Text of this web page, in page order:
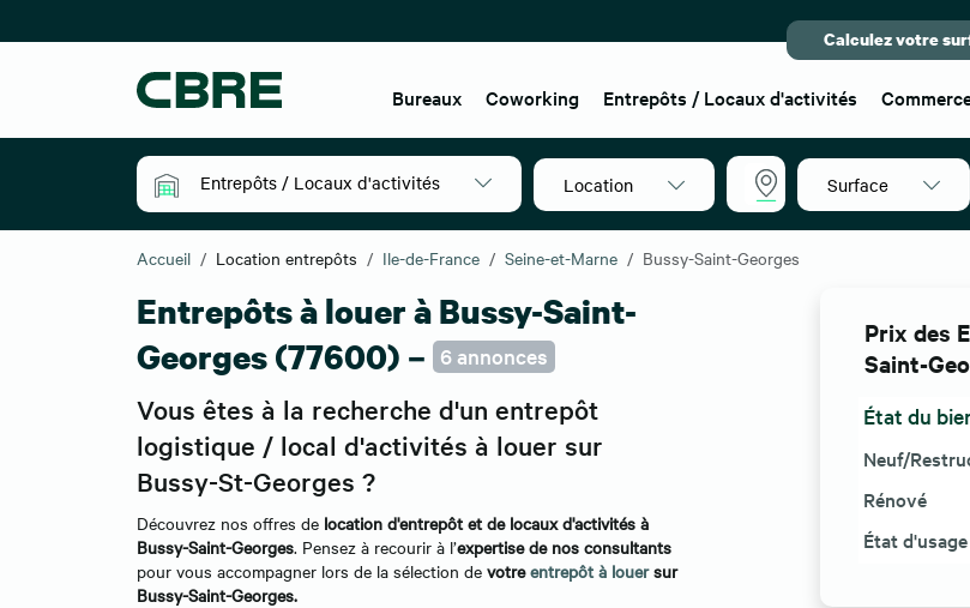
Calculez votre
Bureaux Coworking Entrepôts / Locaux d'activités
Entrepôts / Locaux d'activités Location 77600Surface
Accueil Location entrepôts Ile-de-France Seine-et-Marne Bussy-Saint-Georges
Entrepôts à louer à Bussy-Saint-
Georges (77600) –
6 annonces
Vous êtes à la recherche d'un entrepôt
logistique / local d'activités à louer sur
Bussy-St-Georges ?
Découvrez nos offres de location d'entrepôt et de locaux d'activités à
Bussy-Saint-Georges. Pensez à recourir à l’expertise de nos consultants
pour vous accompagner lors de la sélection de votreentrepôt à louersur
Bussy-Saint-Georges.
Prix des
Saint-
État du
Neuf/
Rénové
État d'usage